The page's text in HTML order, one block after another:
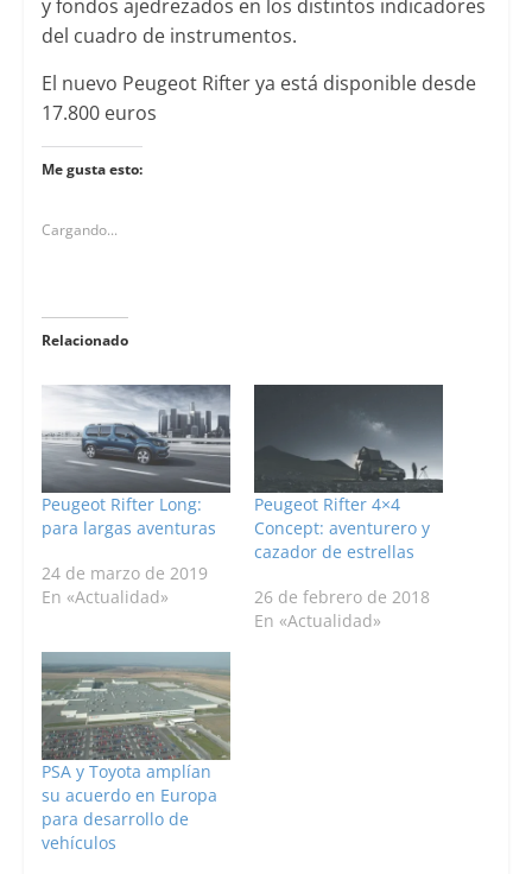
y fondos ajedrezados en los distintos indicadores
del cuadro de instrumentos.
El nuevo Peugeot Rifter ya está disponible desde
17.800 euros
Me gusta esto:
Cargando...
Relacionado
Peugeot Rifter Long:
para largas aventuras
24 de marzo de 2019
En «Actualidad»
Peugeot Rifter 4×4
Concept: aventurero y
cazador de estrellas
26 de febrero de 2018
En «Actualidad»
PSA y Toyota amplían
su acuerdo en Europa
para desarrollo de
vehículos